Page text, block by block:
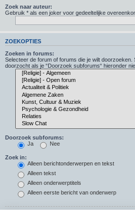
Zoek naar auteur:
Gebruik * als een joker voor gedeeltelijke
ZOEKOPTIES
Zoeken in forums:
Selecteer de forum of forums die je wilt
doorzocht als je “Doorzoek subforums“ hieronder
Doorzoek subforums:
Ja
Nee
Zoek in:
Alleen berichtonderwerpen en tekst
Alleen tekst
Alleen onderwerptitels
Alleen eerste bericht van onderwerp